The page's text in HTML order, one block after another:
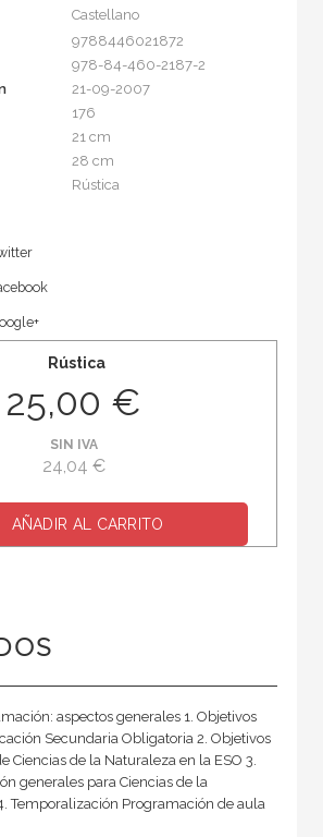
Castellano
9788446021872
978-84-460-2187-2
21-09-2007
176
21 cm
28 cm
Rústica
Rústica
25,00 €
SIN IVA
24,04 €
AÑADIR AL CARRITO
aspectos generales 1. Objetivos
Secundaria Obligatoria 2. Objetivos
Ciencias de la Naturaleza en la ESO 3.
generales para Ciencias de la
Temporalización Programación de aula